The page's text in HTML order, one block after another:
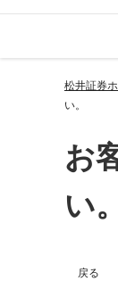
松井証券
い。
お
い。
戻る